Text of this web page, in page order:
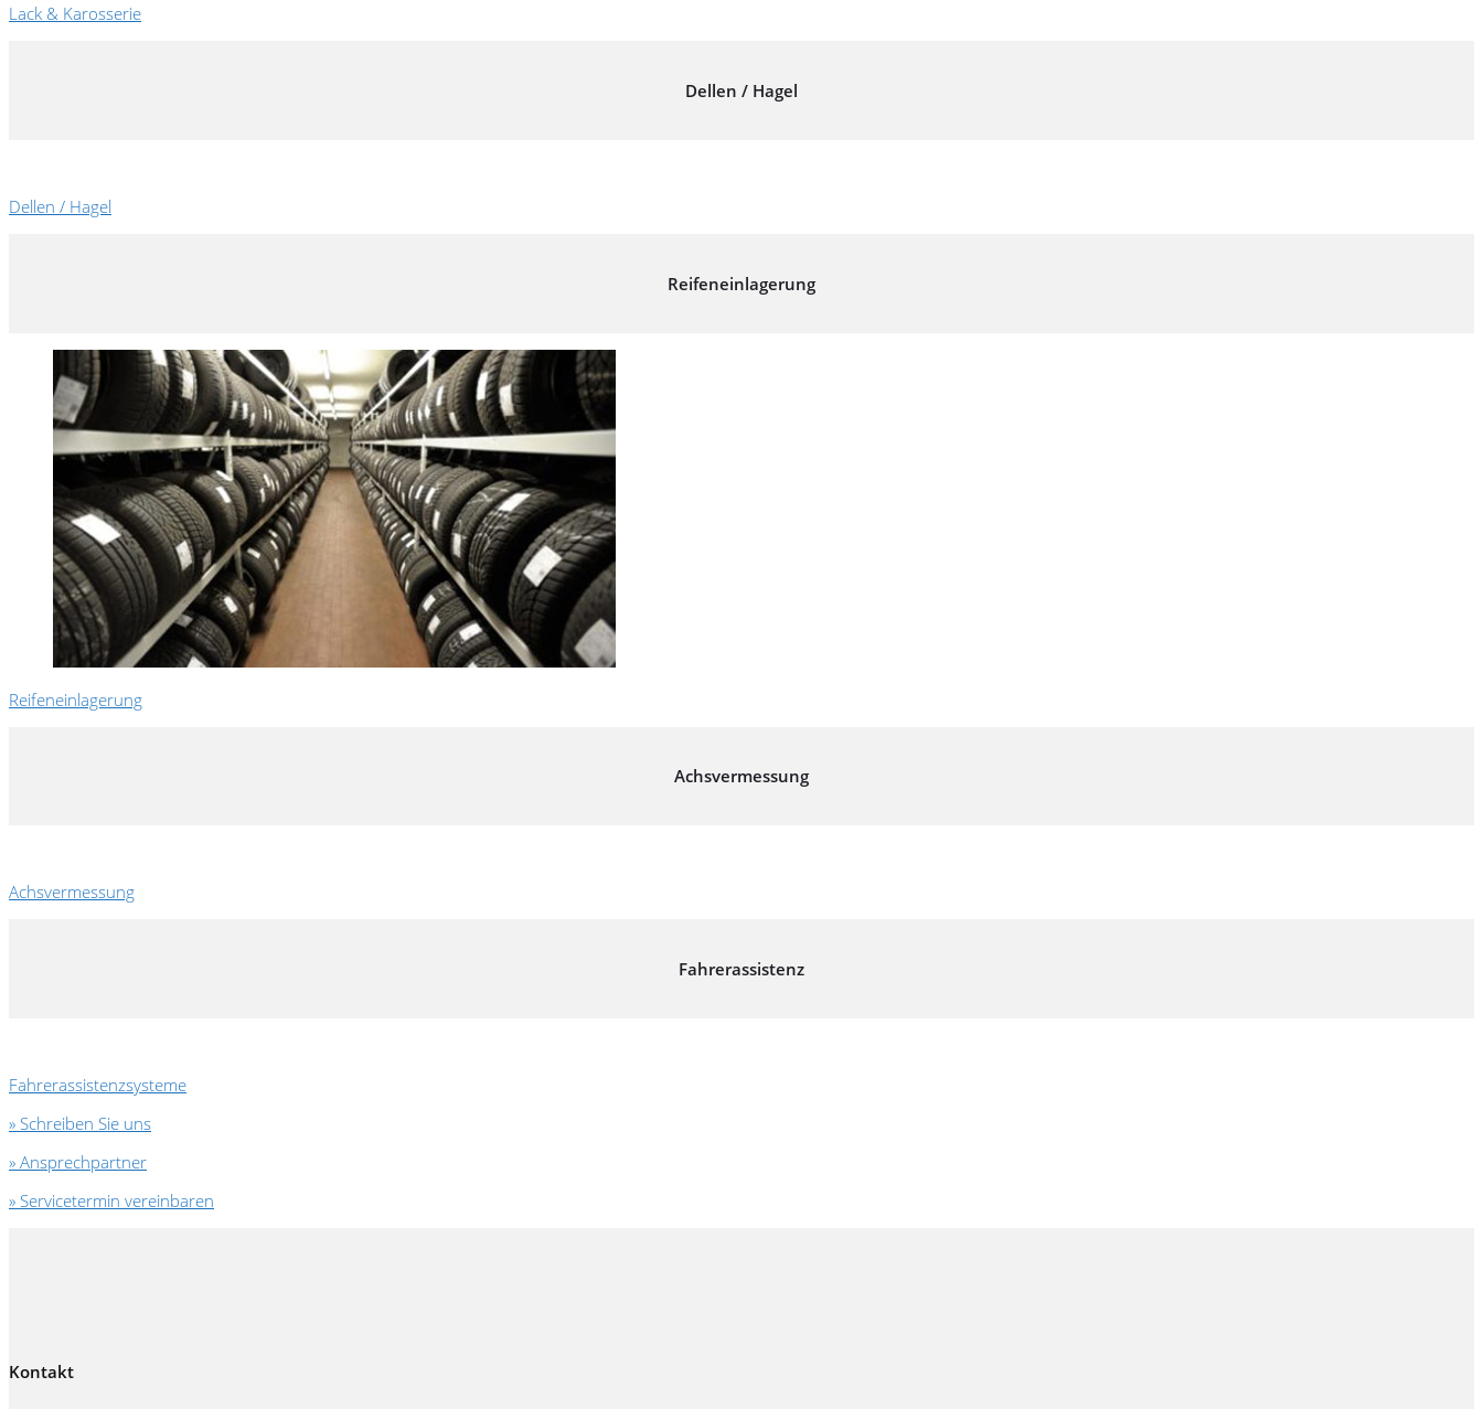
Lack & Karosserie
Dellen / Hagel
Dellen / Hagel
Reifeneinlagerung
Reifeneinlagerung
Achsvermessung
Achsvermessung
Fahrerassistenz
Fahrerassistenzsysteme
» Schreiben Sie uns
» Ansprechpartner
» Servicetermin vereinbaren
Kontakt